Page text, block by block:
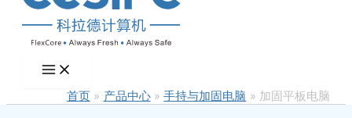
首页 产品中心 手持与加固电脑 加固平板电脑